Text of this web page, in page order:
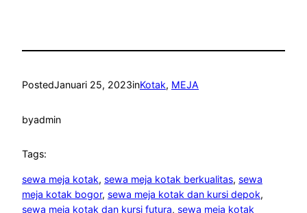
PostedJanuari 25, 2023inKotak, MEJA
byadmin
Tags:
sewa meja kotak, sewa meja kotak berkualitas, sewa
meja kotak bogor, sewa meja kotak dan kursi depok
sewa meja kotak dan kursi futura, sewa meja kotak